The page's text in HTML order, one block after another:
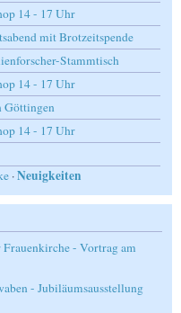
14 - 17 Uhr
mit Brotzeitspende
Stammtisch
14 - 17 Uhr
Göttingen
14 - 17 Uhr
·Neuigkeiten
- Vortrag am
- Jubiläumsausstellung